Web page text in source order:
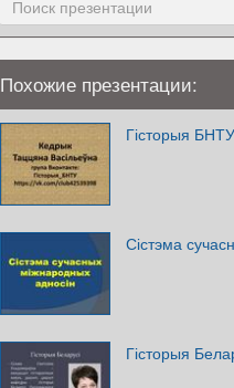
Похожие презентации:
Гісторыя БНТУ
Сістэма
Гісторыя